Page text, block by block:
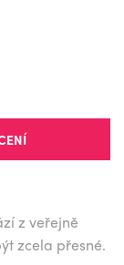
z veřejně
zcela přesné.